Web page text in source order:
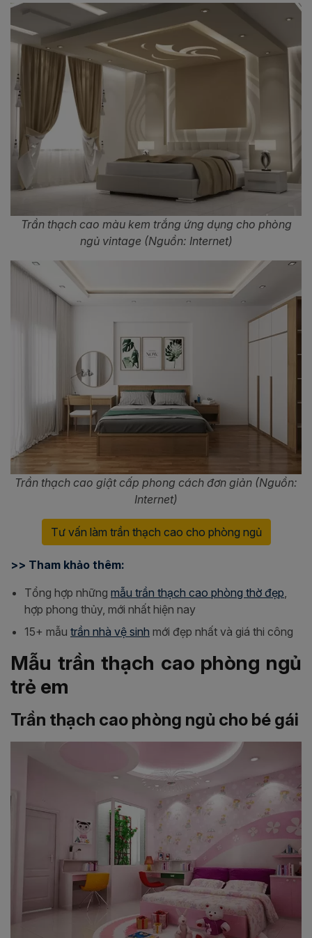
Trần thạch cao màu kem trắng ứng dụng cho phòng
ngủ vintage (Nguồn: Internet)
Trần thạch cao giật cấp phong cách đơn giản (Nguồn:
Internet)
Tư vấn làm trần thạch cao cho phòng ngủ
>> Tham khảo thêm:
Tổng hợp những mẫu trần thạch cao phòng thờ đẹp
hợp phong thủy, mới nhất hiện nay
15+ mẫu trần nhà vệ sinh mới đẹp nhất và giá thi công
Mẫu trần thạch cao phòng ngủ
trẻ em
Trần thạch cao phòng ngủ cho bé gái